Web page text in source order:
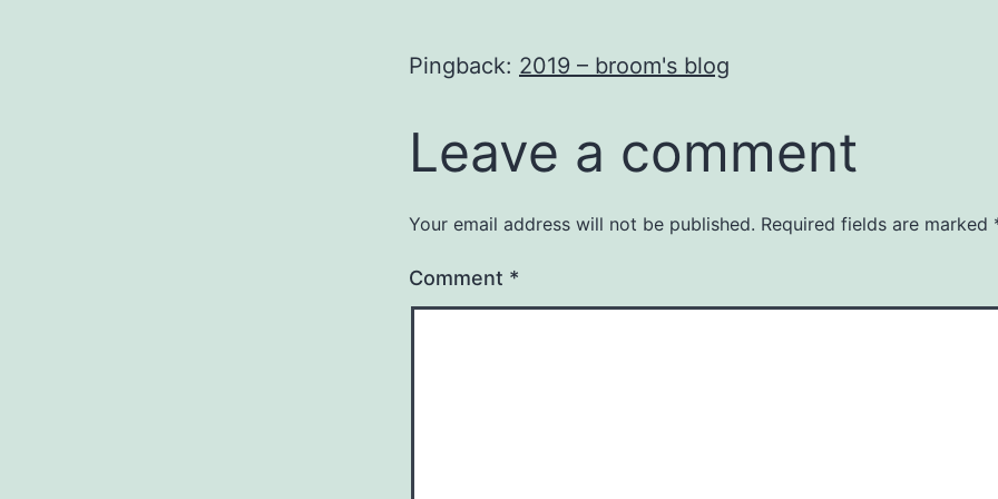
Pingback: 2019 – broom's blog
Leave a comment
Your email address will not be published. Required fields are marked
Comment *